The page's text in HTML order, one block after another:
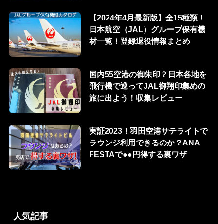
【2024年4月最新版】全15種類！
日本航空（JAL）グループ保有機
材一覧！登録退役情報まとめ
国内55空港の御朱印？日本各地を
飛行機で巡ってJAL御翔印集めの
旅に出よう！収集レビュー
実証2023！羽田空港サテライトで
ラウンジ利用できるのか？ANA
FESTAで●●円得する裏ワザ
人気記事